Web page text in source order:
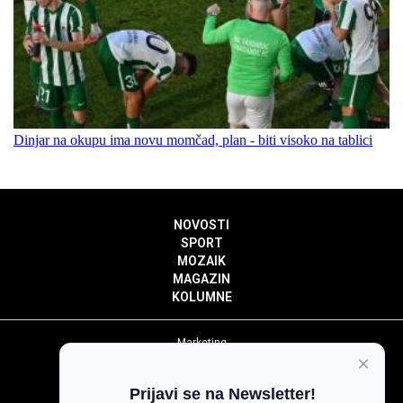
Dinjar na okupu ima novu momčad, plan - biti visoko na tablici
NOVOSTI
SPORT
MOZAIK
MAGAZIN
KOLUMNE
Marketing
Impressum
×
Prijavi se na Newsletter!